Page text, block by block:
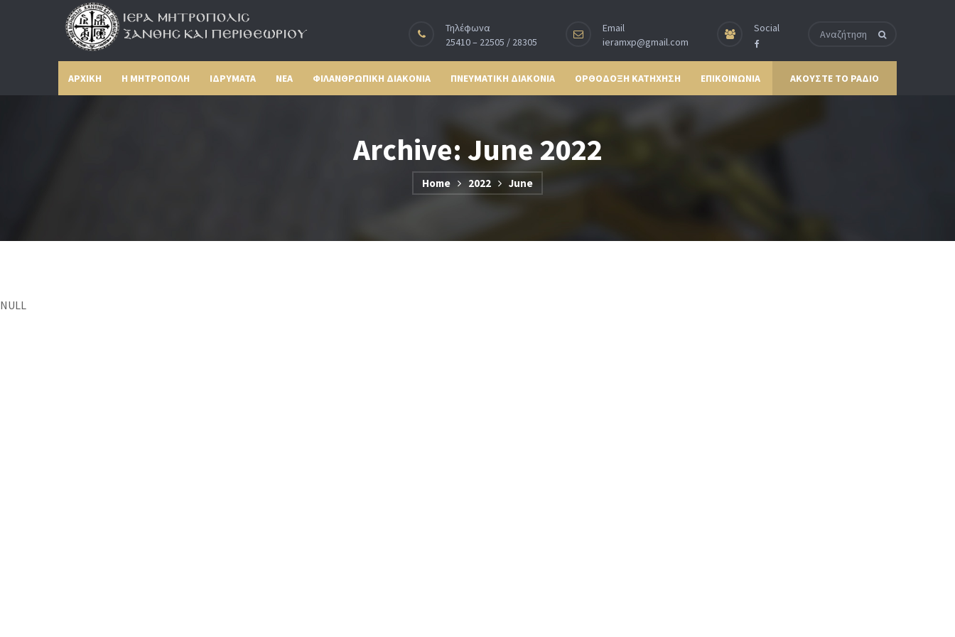
Τηλέφωνα
25410 – 22505 / 28305
Email
ieramxp@gmail.com
Social
ΑΡΧΙΚΗ Η ΜΗΤΡΟΠΟΛΗ ΙΔΡΥΜΑΤΑ ΝΕΑ ΦΙΛΑΝΘΡΩΠΙΚΗ ΔΙΑΚΟΝΙΑ ΠΝΕΥΜΑΤΙΚΗ ΔΙΑΚΟΝΙΑ ΟΡΘΟΔΟΞΗ ΚΑΤΗΧΗΣΗ ΕΠΙΚΟΙΝΩΝΙΑ ΑΚΟΥΣΤΕ ΤΟ ΡΑΔΙΟ
Archive: June 2022
Home 2022 June
NULL